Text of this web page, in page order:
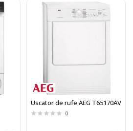
Uscator de rufe AEG T65170AV
0